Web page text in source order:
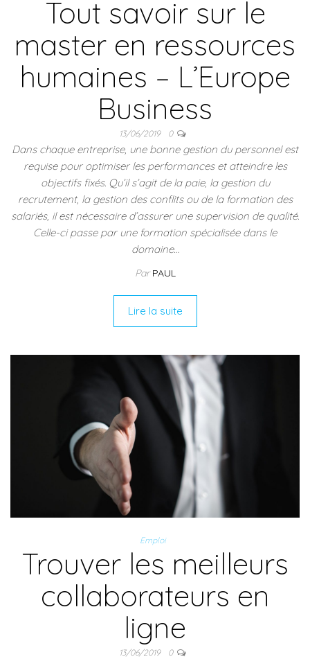
Tout savoir sur le
master en ressources
humaines – L’Europe
Business
13/06/2019 0
Dans chaque entreprise, une bonne gestion du personnel est
requise pour optimiser les performances et atteindre les
objectifs fixés. Qu’il s’agit de la paie, la gestion du
recrutement, la gestion des conflits ou de la formation des
salariés, il est nécessaire d’assurer une supervision de qualité.
Celle-ci passe par une formation spécialisée dans le
domaine…
ParPAUL
Lire la suite
Emploi
Trouver les meilleurs
collaborateurs en
ligne
13/06/2019 0